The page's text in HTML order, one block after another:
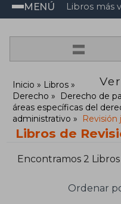
MENÚ Libros más
=
Inicio
Libros
Derecho
Derecho de
áreas específicas del
administrativo
Revisión
Libros de
Encontramos 2 Libros
Ordenar